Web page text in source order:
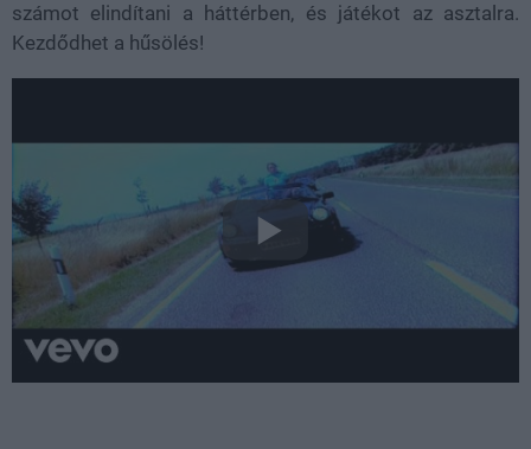
számot elindítani a háttérben, és játékot az asztalra.
Kezdődhet a hűsölés!